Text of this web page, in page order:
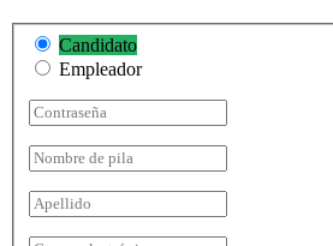
Candidato
Empleador